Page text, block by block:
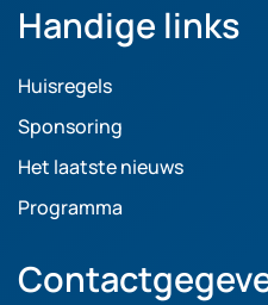
Handige links
Huisregels
Sponsoring
Het laatste nieuws
Programma